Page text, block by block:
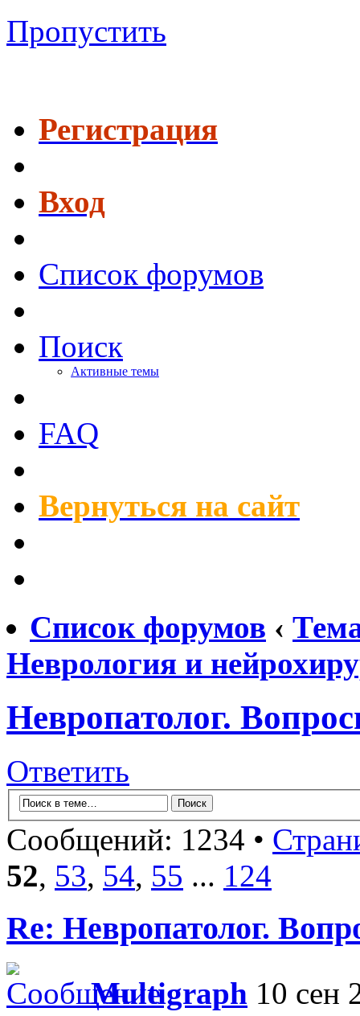
Пропустить
Регистрация
Вход
Список форумов
Поиск
Активные темы
FAQ
Вернуться на сайт
Список форумов ‹
Неврология и
Невропатолог.
Ответить
Сообщений: 1234 •
52, 53, 54, 55 ... 124
Re: Невропатолог.
Multigraph 10 сен